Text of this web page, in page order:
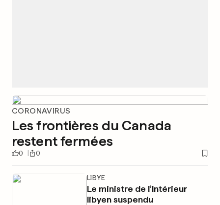
CORONAVIRUS
Les frontières du Canada
restent fermées
0 0
LIBYE
Le ministre de l’Intérieur
libyen suspendu